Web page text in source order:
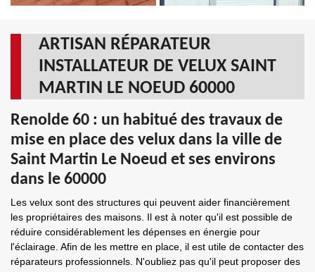
ARTISAN RÉPARATEUR
INSTALLATEUR DE VELUX SAINT
MARTIN LE NOEUD 60000
Renolde 60 : un habitué des travaux de
mise en place des velux dans la ville de
Saint Martin Le Noeud et ses environs
dans le 60000
Les velux sont des structures qui peuvent aider financièrement
les propriétaires des maisons. Il est à noter qu'il est possible de
réduire considérablement les dépenses en énergie pour
l'éclairage. Afin de les mettre en place, il est utile de contacter des
réparateurs professionnels. N'oubliez pas qu'il peut proposer des